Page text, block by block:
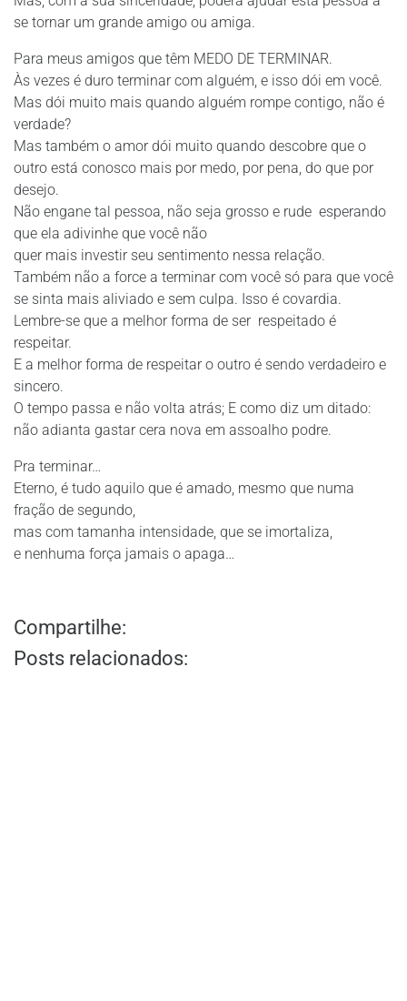
se tornar um grande amigo ou amiga.
Para meus amigos que têm MEDO DE TERMINAR.
Às vezes é duro terminar com alguém, e isso dói em você.
Mas dói muito mais quando alguém rompe contigo, não é
verdade?
Mas também o amor dói muito quando descobre que o
outro está conosco mais por medo, por pena, do que por
desejo.
Não engane tal pessoa, não seja grosso e rude esperando
que ela adivinhe que você não
quer mais investir seu sentimento nessa relação.
Também não a force a terminar com você só para que você
se sinta mais aliviado e sem culpa. Isso é covardia.
Lembre-se que a melhor forma de ser respeitado é
respeitar.
E a melhor forma de respeitar o outro é sendo verdadeiro e
sincero.
O tempo passa e não volta atrás; E como diz um ditado:
não adianta gastar cera nova em assoalho podre.
Pra terminar…
Eterno, é tudo aquilo que é amado, mesmo que numa
fração de segundo,
mas com tamanha intensidade, que se imortaliza,
e nenhuma força jamais o apaga…
Compartilhe:
Posts relacionados: